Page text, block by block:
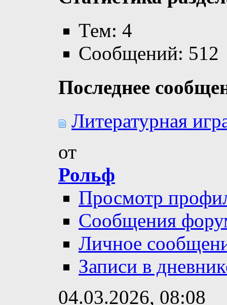
Тем: 4
Сообщений: 512
Последнее
Литературная
от
Рольф
Просмотр
Сообщения
Личное
Записи в
04.03.2026, 08:08